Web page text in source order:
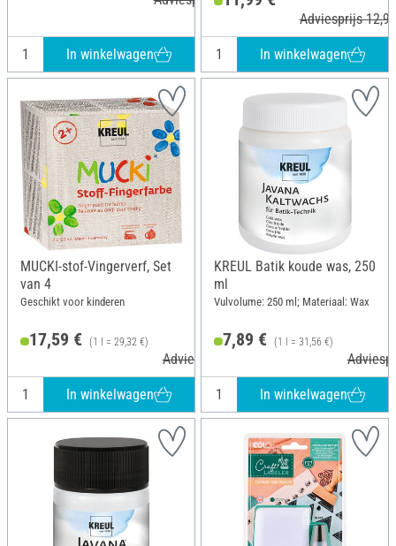
In winkelwagen
Adviesprijs
In winkelwagen
MUCKI-stof-Vingerverf, Set
van 4
Geschikt voor kinderen
17,59 € (1 l = 29,32 €)
Adviesprijs 19,99 €
In winkelwagen
KREUL Batik koude was, 250
ml
Vulvolume: 250 ml; Materiaal: Wax
7,89 € (1 l = 31,56 €)
In winkelwagen